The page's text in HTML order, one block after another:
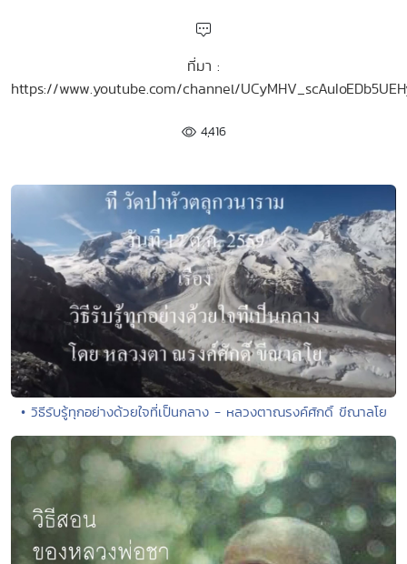
ที่มา :
https://www.youtube.com/channel/
4,416
• วิธีรับรู้ทุกอย่างด้วยใจที่เป็นกลาง - หลวงตาณรงค์ศักดิ์ ขีณาลโย